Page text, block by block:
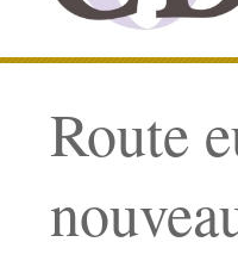
Route